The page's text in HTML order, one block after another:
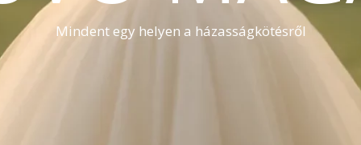
Mindent egy helyen a házasságkötésről